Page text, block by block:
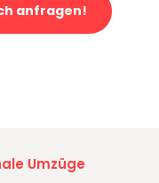
anfragen!
Umzüge